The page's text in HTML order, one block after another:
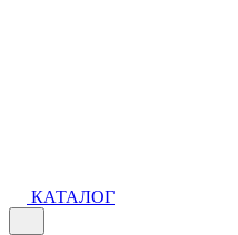
КАТАЛОГ